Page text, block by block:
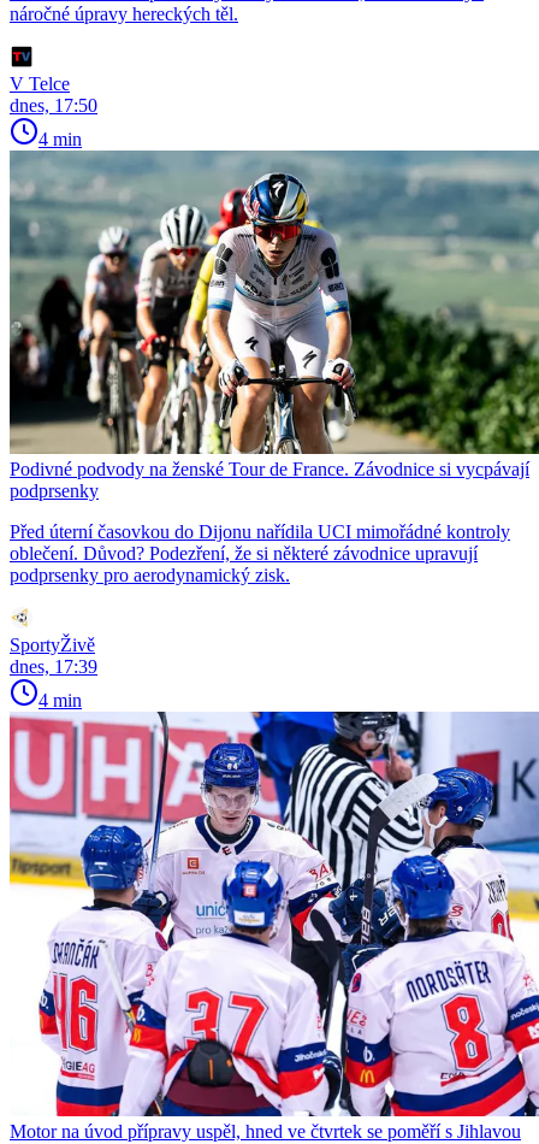
náročné úpravy hereckých těl.
V Telce
dnes, 17:50
4 min
Podivné podvody na ženské Tour de France. Závodnice si vycpávají
podprsenky
Před úterní časovkou do Dijonu nařídila UCI mimořádné kontroly
oblečení. Důvod? Podezření, že si některé závodnice upravují
podprsenky pro aerodynamický zisk.
SportyŽivě
dnes, 17:39
4 min
Motor na úvod přípravy uspěl, hned ve čtvrtek se poměří s Jihlavou